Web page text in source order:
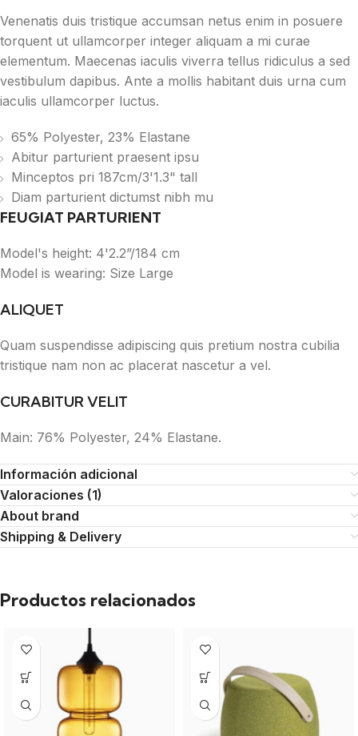
Venenatis duis tristique accumsan netus enim in posuere
torquent ut ullamcorper integer aliquam a mi curae
elementum. Maecenas iaculis viverra tellus ridiculus a sed
vestibulum dapibus. Ante a mollis habitant duis urna cum
iaculis ullamcorper luctus.
65% Polyester, 23% Elastane
Abitur parturient praesent ipsu
Minceptos pri 187cm/3'1.3" tall
Diam parturient dictumst nibh mu
FEUGIAT PARTURIENT
Model's height: 4'2.2”/184 cm
Model is wearing: Size Large
ALIQUET
Quam suspendisse adipiscing quis pretium nostra cubilia
tristique nam non ac placerat nascetur a vel.
CURABITUR VELIT
Main: 76% Polyester, 24% Elastane.
Información adicional
Valoraciones (1)
About brand
Shipping & Delivery
Productos relacionados